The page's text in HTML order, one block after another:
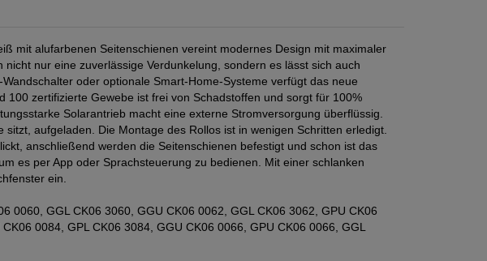
mit alufarbenen Seitenschienen vereint modernes Design mit maximaler
nur eine zuverlässige Verdunkelung, sondern es lässt sich auch
oder optionale Smart-Home-Systeme verfügt das neue
zertifizierte Gewebe ist frei von Schadstoffen und sorgt für 100%
Solarantrieb macht eine externe Stromversorgung überflüssig.
aufgeladen. Die Montage des Rollos ist in wenigen Schritten erledigt.
anschließend werden die Seitenschienen befestigt und schon ist das
es per App oder Sprachsteuerung zu bedienen. Mit einer schlanken
ein.
0060, GGL CK06 3060, GGU CK06 0062, GGL CK06 3062, GPU CK06
0084, GPL CK06 3084, GGU CK06 0066, GPU CK06 0066, GGL